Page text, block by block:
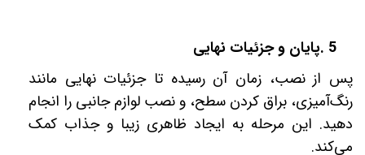
5
.پایان و جزئیات نهایی
پس از نصب، زمان آن رسیده تا جزئیات نهایی مانند
رنگ‌آمیزی، براق کردن سطح، و نصب لوازم جانبی را انجام
دهید. این مرحله به ایجاد ظاهری زیبا و جذاب کمک
می‌کند.